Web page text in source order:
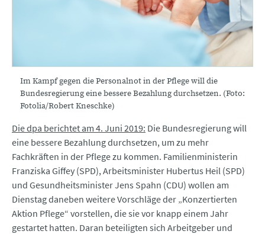
Im Kampf gegen die Personalnot in der Pflege will die
Bundesregierung eine bessere Bezahlung durchsetzen. (Foto:
Fotolia/Robert Kneschke)
Die dpa berichtet am 4. Juni 2019: Die Bundesregierung will
eine bessere Bezahlung durchsetzen, um zu mehr
Fachkräften in der Pflege zu kommen. Familienministerin
Franziska Giffey (SPD), Arbeitsminister Hubertus Heil (SPD)
und Gesundheitsminister Jens Spahn (CDU) wollen am
Dienstag daneben weitere Vorschläge der „Konzertierten
Aktion Pflege“ vorstellen, die sie vor knapp einem Jahr
gestartet hatten. Daran beteiligten sich Arbeitgeber und